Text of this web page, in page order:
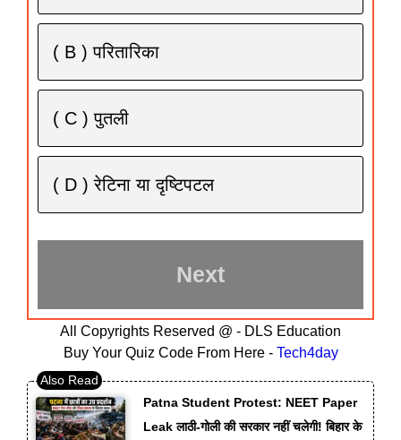
( B ) परितारिका
( C ) पुतली
( D ) रेटिना या दृष्टिपटल
All Copyrights Reserved @ - DLS Education
Buy Your Quiz Code From Here - Tech4day
Patna Student Protest: NEET Paper
Leak लाठी-गोली की सरकार नहीं चलेगी! बिहार के